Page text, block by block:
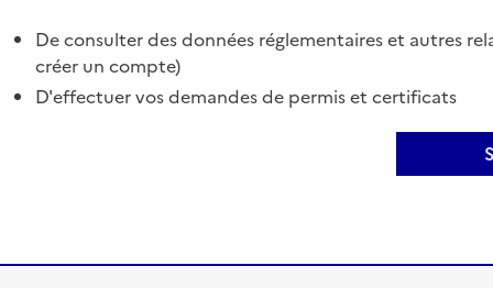
De consulter des données réglementaires et autres
créer un compte)
D'effectuer vos demandes de permis et certificats